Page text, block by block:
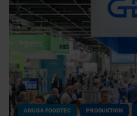
ANUGA FOODTEC PRODUKTION